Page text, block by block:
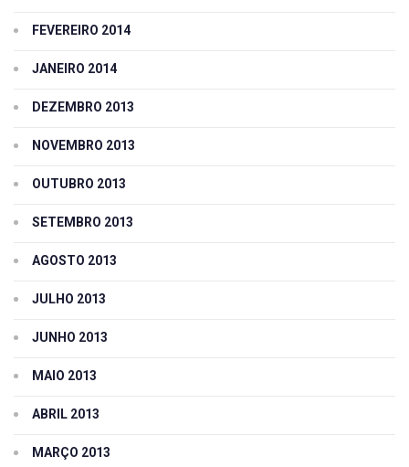
FEVEREIRO 2014
JANEIRO 2014
DEZEMBRO 2013
NOVEMBRO 2013
OUTUBRO 2013
SETEMBRO 2013
AGOSTO 2013
JULHO 2013
JUNHO 2013
MAIO 2013
ABRIL 2013
MARÇO 2013